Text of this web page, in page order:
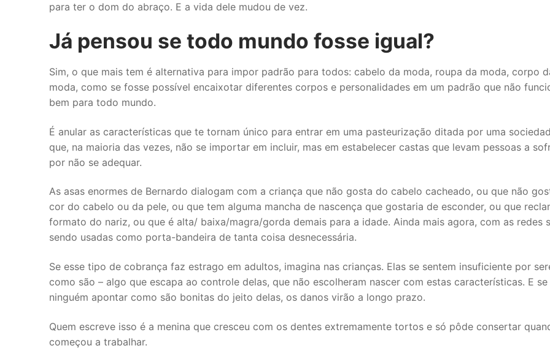
para ter o dom do abraço. E a vida dele mudou de vez.
Já pensou se todo mundo fosse igual?
Sim, o que mais tem é alternativa para impor padrão para todos: cabelo da moda, roupa da moda, corpo
moda, como se fosse possível encaixotar diferentes corpos e personalidades em um padrão que não
bem para todo mundo.
É anular as características que te tornam único para entrar em uma pasteurização ditada por uma
que, na maioria das vezes, não se importar em incluir, mas em estabelecer castas que levam pessoas a
por não se adequar.
As asas enormes de Bernardo dialogam com a criança que não gosta do cabelo cacheado, ou que não
cor do cabelo ou da pele, ou que tem alguma mancha de nascença que gostaria de esconder, ou que
formato do nariz, ou que é alta/ baixa/magra/gorda demais para a idade. Ainda mais agora, com as redes
sendo usadas como porta-bandeira de tanta coisa desnecessária.
Se esse tipo de cobrança faz estrago em adultos, imagina nas crianças. Elas se sentem insuficiente por
como são – algo que escapa ao controle delas, que não escolheram nascer com estas características. E se
ninguém apontar como são bonitas do jeito delas, os danos virão a longo prazo.
Quem escreve isso é a menina que cresceu com os dentes extremamente tortos e só pôde consertar
começou a trabalhar.